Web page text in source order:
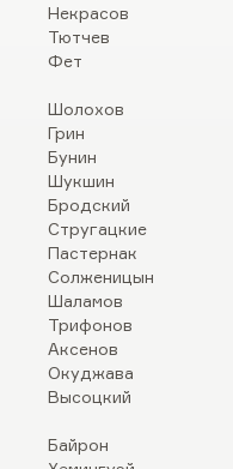
Некрасов
Тютчев
Фет
Шолохов
Грин
Бунин
Шукшин
Бродский
Стругацкие
Пастернак
Солженицын
Шаламов
Трифонов
Аксенов
Окуджава
Высоцкий
Байрон